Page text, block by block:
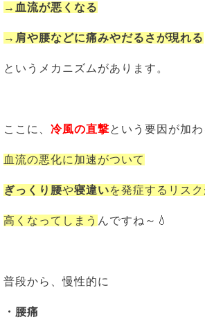
→血流が悪くなる
→肩や腰などに痛みやだるさが現れる
というメカニズムがあります。
ここに、 冷風の直撃という要因が加わ
血流の悪化に加速がついて
ぎっくり腰や寝違いを発症するリス
高くなってしまう んですね～💧
普段から、慢性的に
・腰痛